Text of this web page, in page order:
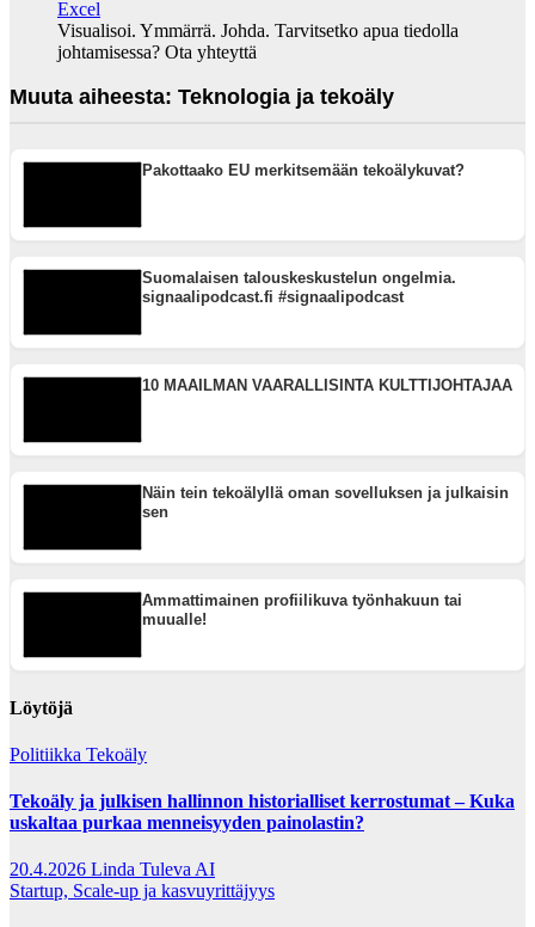
Visualisoi. Ymmärrä. Johda. Tarvitsetko apua tiedolla
johtamisessa? Ota yhteyttä
Muuta aiheesta: Teknologia ja tekoäly
Pakottaako EU merkitsemään tekoälykuvat?
Suomalaisen talouskeskustelun ongelmia.
signaalipodcast.fi #signaalipodcast
10 MAAILMAN VAARALLISINTA KULTTIJOHTAJAA
Näin tein tekoälyllä oman sovelluksen ja julkaisin
sen
Ammattimainen profiilikuva työnhakuun tai
muualle!
Löytöjä
Politiikka Tekoäly
Tekoäly ja julkisen hallinnon historialliset kerrostumat – Kuka
uskaltaa purkaa menneisyyden painolastin?
20.4.2026 Linda Tuleva AI
Startup, Scale-up ja kasvuyrittäjyys